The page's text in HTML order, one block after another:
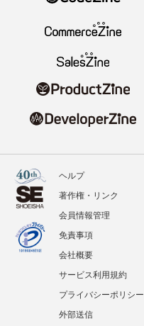
ヘルプ
著作権・リンク
会員情報管理
免責事項
会社概要
サービス利用規約
プライバシーポリシー
外部送信